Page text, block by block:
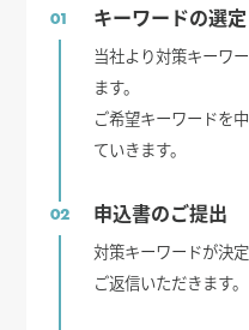
01 キーワードの選定
当社より対策キーワ
ます。
ご希望キーワードを
ていきます。
02 申込書のご提出
対策キーワードが決
ご返信いただきます。